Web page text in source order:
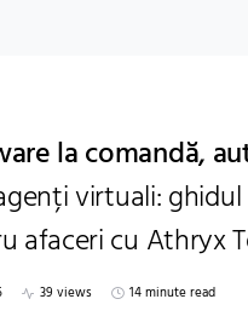
la comandă,
virtuali:
afaceri cu Athryx
39 views
14 minute read